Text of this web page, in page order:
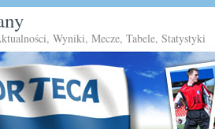
Wyniki, Mecze, Tabele, Statystyki